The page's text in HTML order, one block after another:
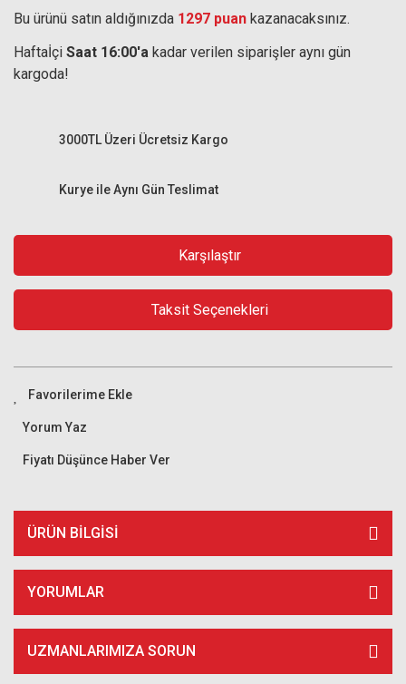
Bu ürünü satın aldığınızda 1297 puan kazanacaksınız.
Haftaİçi Saat 16:00'a kadar verilen siparişler aynı gün
kargoda!
Kurye ile Aynı Gün Teslimat
3000TL Üzeri Ücretsiz Kargo
Karşılaştır
Taksit Seçenekleri
Yorum Yaz
Fiyatı Düşünce Haber Ver
ÜRÜN BILGISI
YORUMLAR
UZMANLARIMIZA SORUN